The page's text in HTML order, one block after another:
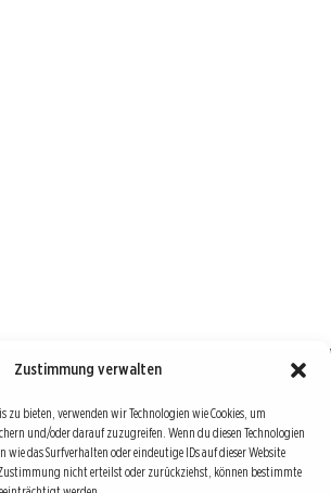
Zustimmung verwalten
bieten, verwenden wir Technologien wie Cookies, um
und/oder darauf zuzugreifen. Wenn du diesen Technologien
das Surfverhalten oder eindeutige IDs auf dieser Website
nicht erteilst oder zurückziehst, können bestimmte
global
bedingen vor allem drei Dinge: Verlässliche Informationen,
unabhängige Informationsquellen. Diese drei Bausteine sind